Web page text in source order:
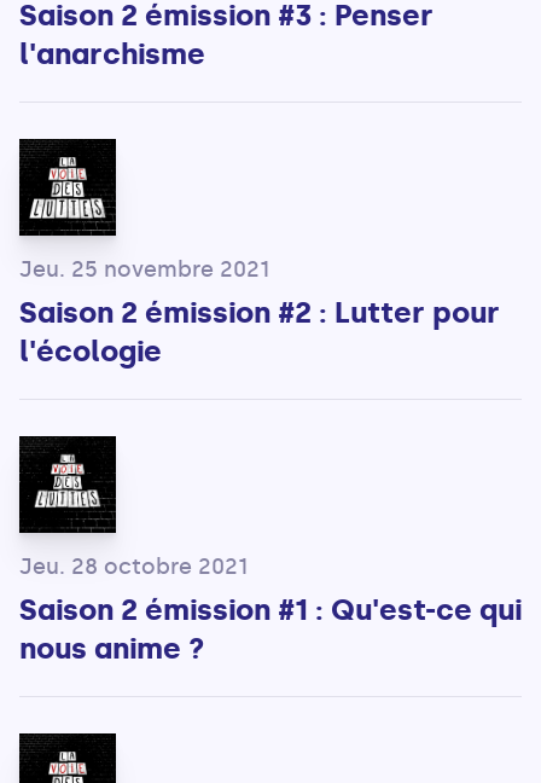
Saison 2 émission #3 : Penser
l'anarchisme
Jeu. 25 novembre 2021
Saison 2 émission #2 : Lutter pour
l'écologie
Jeu. 28 octobre 2021
Saison 2 émission #1 : Qu'est-ce qui
nous anime ?